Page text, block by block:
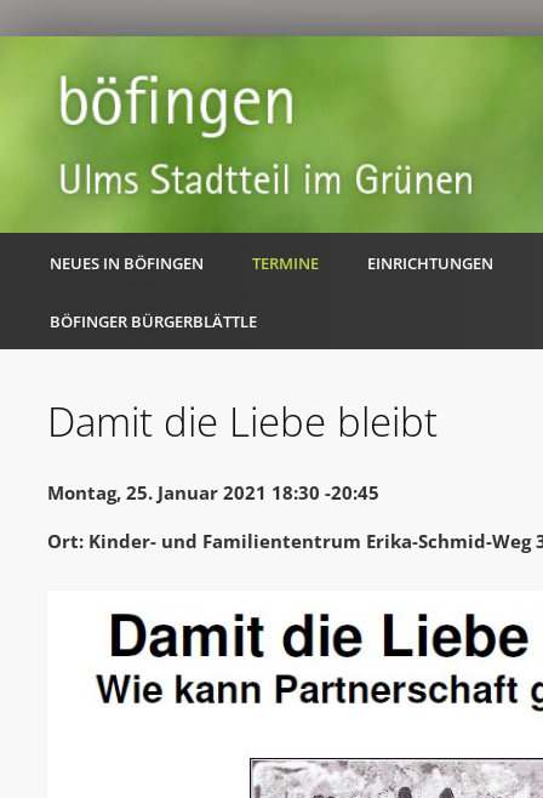
NEUES IN BÖFINGEN TERMINE EINRICHTUNGEN
BÖFINGER BÜRGERBLÄTTLE
Damit die Liebe bleibt
Montag, 25. Januar 2021 18:30 -20:45
Ort: Kinder- und Familiententrum Erika-Schmid-Weg